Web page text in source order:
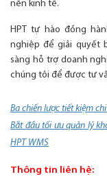
nền kinh tế.
HPT tự hào đồng
nghiệp để giải quyết
sàng hỗ trợ doanh
chúng tôi để được tư
Ba chiến lược tiết kiệm
Bắt đầu tối ưu quản lý
HPT WMS
Thông tin liên hệ: